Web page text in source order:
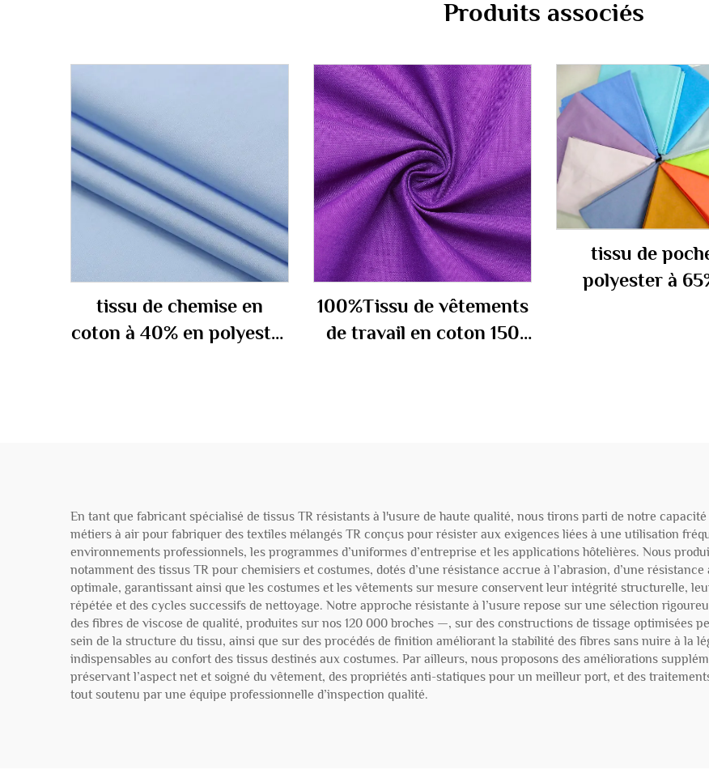
Produits associés
tissu de chemise en
coton à 40% en polyester
100%Tissu de vêtements
de travail en coton 150
tissu de
polyester à
En tant que fabricant spécialisé de tissus TR résistants à l'usure de haute qualité, nous tirons parti de notre
métiers à air pour fabriquer des textiles mélangés TR conçus pour résister aux exigences liées à une utilisation
environnements professionnels, les programmes d’uniformes d’entreprise et les applications hôtelières. Nous
notamment des tissus TR pour chemisiers et costumes, dotés d’une résistance accrue à l’abrasion, d’une
optimale, garantissant ainsi que les costumes et les vêtements sur mesure conservent leur intégrité structurelle,
répétée et des cycles successifs de nettoyage. Notre approche résistante à l’usure repose sur une sélection
des fibres de viscose de qualité, produites sur nos 120 000 broches —, sur des constructions de tissage optimisées
sein de la structure du tissu, ainsi que sur des procédés de finition améliorant la stabilité des fibres sans nuire à la
indispensables au confort des tissus destinés aux costumes. Par ailleurs, nous proposons des améliorations
préservant l’aspect net et soigné du vêtement, des propriétés anti-statiques pour un meilleur port, et des
tout soutenu par une équipe professionnelle d’inspection qualité.